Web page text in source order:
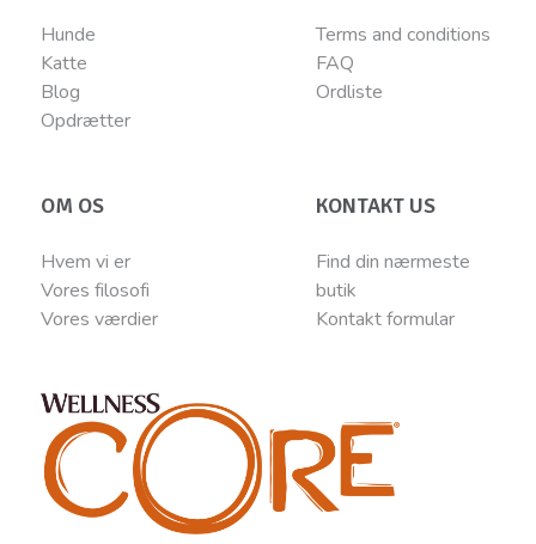
Hunde
Katte
Blog
Opdrætter
Terms and conditions
FAQ
Ordliste
OM OS
Hvem vi er
Vores filosofi
Vores værdier
KONTAKT US
Find din nærmeste
butik
Kontaktformular